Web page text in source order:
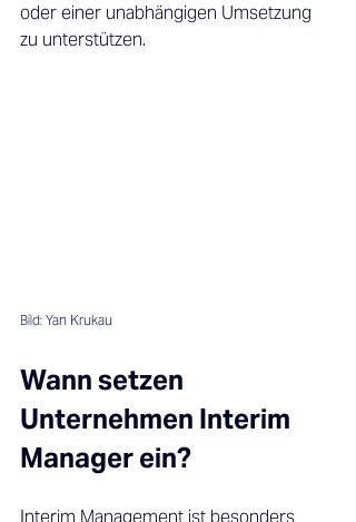
oder einer unabhängigen Umsetzung
zu unterstützen.
Bild: Yan Krukau
Wann setzen
Unternehmen Interim
Manager ein?
Interim Management ist besonders